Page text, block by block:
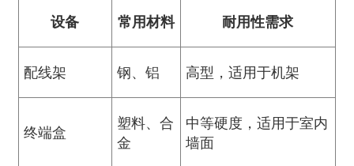
设备 常用材料 耐用性需求
配线架 钢、铝 高型，适用于机架
终端盒
塑料、合
金
中等硬度，适用于室内
墙面